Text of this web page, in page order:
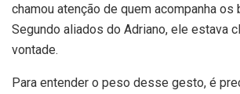
chamou atenção de quem acompanha os
Segundo aliados do Adriano, ele estava
vontade.
Para entender o peso desse gesto, é